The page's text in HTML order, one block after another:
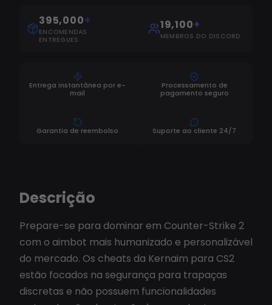
395,000+
ENCOMENDAS
ENTREGUES
19,100+
MEMBROS DO DISCORD
Entrega instantânea por e-
mail
Processamento de
pagamento seguro
Garantia de reembolso Suporte ao cliente 24/7
Descrição
Prepare-se para dominar em Counter-Strike 2
com o aimbot mais humanizado e personalizável
do mercado. Os cheats da Kernaim para CS2
estão focados na segurança para trapaças
discretas e não possuem funcionalidades